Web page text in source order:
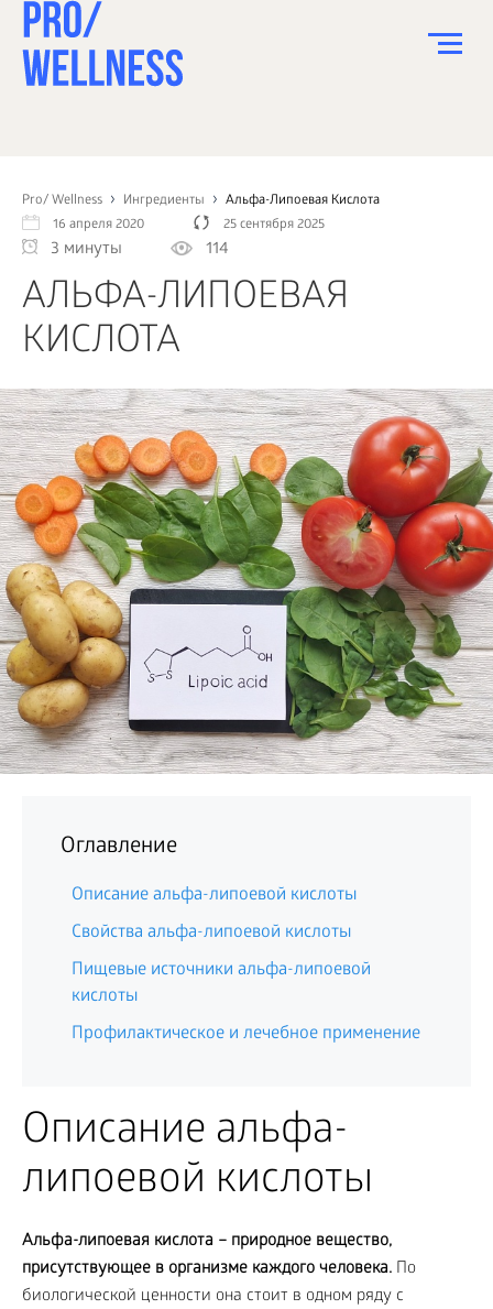
Pro/ Wellness Ингредиенты
Альфа-Липоевая Кислота
16 апреля 2020
25 сентября 2025
3 минуты 114
АЛЬФА-ЛИПОЕВАЯ
КИСЛОТА
Оглавление
Описание альфа-липоевой кислоты
Свойства альфа-липоевой кислоты
Пищевые источники альфа-липоевой
кислоты
Профилактическое и лечебное применение
Описание альфа-
липоевой кислоты
Альфа-липоевая кислота – природное вещество,
присутствующее в организме каждого человека. По
биологической ценности она стоит в одном ряду с
СПОРТ
ЗДОРОВЬЕ
КРАСОТА
ПСИХОЛОГИЯ
ДОМ
КАК?
БИЗНЕС